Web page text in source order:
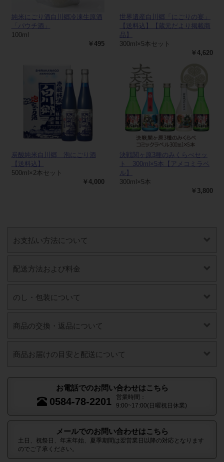
純米にごり酒白川郷冷凍生原酒
「パウチ酒」
100ml
￥495
世界遺産白川郷「にごりの宴」
【送料込】【蔵元だより掲載商
品】
300ml×5本セット
￥4,620
炭酸純米白川郷 泡にごり酒
【送料込】
500ml×2本セット
￥4,000
決戦関ヶ原3種のみくらべセッ
ト 300ml×5本【アメコミラベ
ル】
300ml×5本
￥3,800
お支払い方法について
配送方法および料金
のし・包装について
商品の交換・返品について
商品お届けの目安と配送について
お電話でのお問い合わせはこちら
0584-78-2201
営業時間：
9:00~17:00(日曜祝日休業)
メールでのお問い合わせはこちら
土日、祝祭日、年末年始、夏季期間は翌営業日以降の対応となります
のでご了承ください。